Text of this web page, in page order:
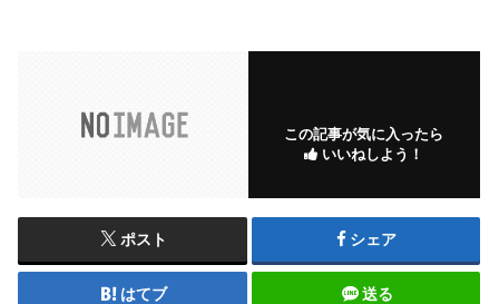
この記事が気に入ったら
いいねしよう！
ポスト シェア
はてブ 送る